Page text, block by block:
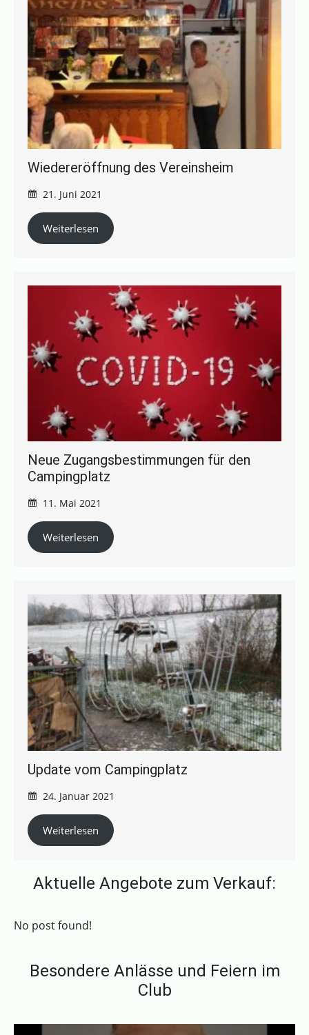
Wiedereröffnung des Vereinsheim
21. Juni 2021
Weiterlesen
Neue Zugangsbestimmungen für den
Campingplatz
11. Mai 2021
Weiterlesen
Update vom Campingplatz
24. Januar 2021
Weiterlesen
Aktuelle Angebote zum Verkauf:
No post found!
Besondere Anlässe und Feiern im
Club